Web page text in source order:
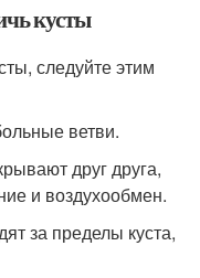
кусты
следуйте этим
ветви.
друг друга,
и воздухообмен.
за пределы куста,